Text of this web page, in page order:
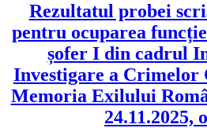
Rezultatul probei
pentru ocuparea
șofer I din cadrul
Investigare a Crimelor
Memoria Exilului
24.11.2025,